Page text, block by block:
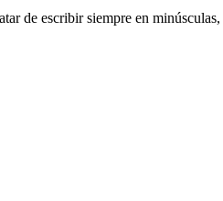
de escribir siempre en